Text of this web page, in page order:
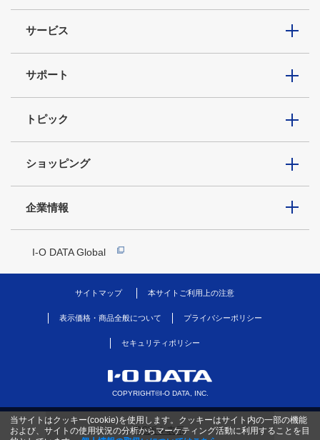
サービス
サポート
トピック
ショッピング
企業情報
I-O DATA Global
サイトマップ 本サイトご利用上の注意
表示価格・商品全般について プライバシーポリシー
セキュリティポリシー
COPYRIGHT©I-O DATA, INC.
当サイトはクッキー(cookie)を使用します。クッキーはサイト内の一部の機能
および、サイトの使用状況の分析からマーケティング活動に利用することを目
PC版を表示